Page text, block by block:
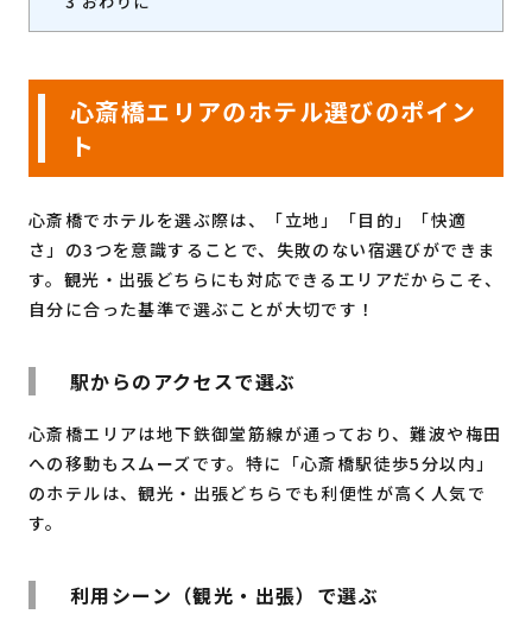
心斎橋エリアのホテル選びのポイン
ト
心斎橋でホテルを選ぶ際は、「立地」「目的」「快適
さ」の3つを意識することで、失敗のない宿選びができま
す。観光・出張どちらにも対応できるエリアだからこそ、
自分に合った基準で選ぶことが大切です！
駅からのアクセスで選ぶ
心斎橋エリアは地下鉄御堂筋線が通っており、難波や梅田
への移動もスムーズです。特に「心斎橋駅徒歩5分以内」
のホテルは、観光・出張どちらでも利便性が高く人気で
す。
利用シーン（観光・出張）で選ぶ